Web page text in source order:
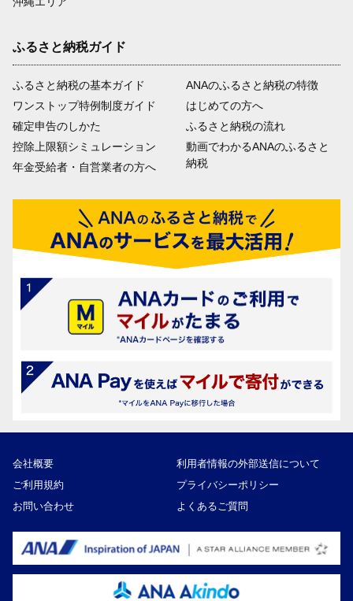
ふるさと納税ガイド
ふるさと納税の基本ガイド
ワンストップ特例制度ガイド
確定申告のしかた
控除上限額シミュレーション
年金受給者・自営業者の方へ
ANAのふるさと納税の特徴
はじめての方へ
ふるさと納税の流れ
動画でわかるANAのふるさと
納税
会社概要
利用者情報の外部送信について
ご利用規約
プライバシーポリシー
お問い合わせ
よくあるご質問